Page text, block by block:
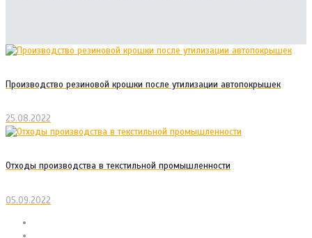
Производство резиновой крошки после утилизации автопокрышек
25.08.2022
Отходы производства в текстильной промышленности
05.09.2022